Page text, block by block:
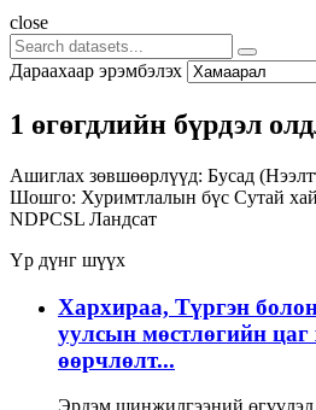
close
Дараахаар эрэмбэлэх
1 өгөгдлийн бүрдэл
Ашиглах зөвшөөрлүүд: Бусад
Шошго: Хуримтлалын бүс Сутай
NDPCSL Ландсат
Үр дүнг шүүх
Хархираа, Түргэн
уулсын мөстлөгийн
өөрчлөлт...